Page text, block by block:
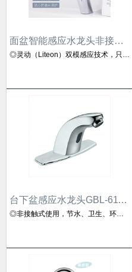
面盆智能感应水龙头非接触自动洗手器6161D
◎灵动（Liteon）双模感应技术，只需0.7秒快速响应您的用水需求◎上感应挥手式长出水模式，接水、洗菜一气呵成◎下感应伸手即出，收手即停的短出水模式，短时洗手与用水更便捷
台下盆感应水龙头GBL-6111AD
◎非接触式使用，节水、卫生、环保◎龙头过饮用水标准，表面处理过24小时盐雾试验 ◎人体工学原理设计，柔性泡沫式出水，使用舒适便捷